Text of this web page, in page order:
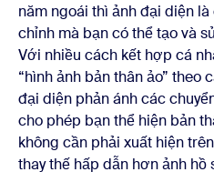
năm ngoái thì ảnh đại diện
chỉnh mà bạn có thể tạo và
Với nhiều cách kết hợp cá
“hình ảnh bản thân ảo” theo
đại diện phản ánh các
cho phép bạn thể hiện bản
không cần phải xuất hiện
thay thế hấp dẫn hơn ảnh